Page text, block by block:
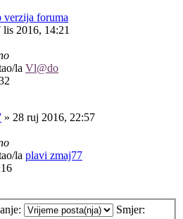
foruma
lis 2016, 14:21
la Vl@do
» 28 ruj 2016, 22:57
la plavi zmaj77
Smjer: